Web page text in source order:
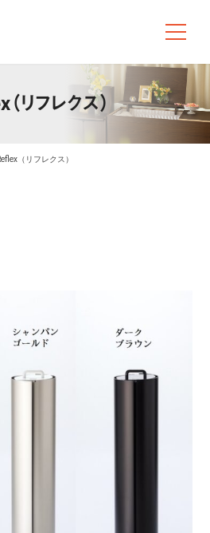
リフレクス）
（リフレクス）